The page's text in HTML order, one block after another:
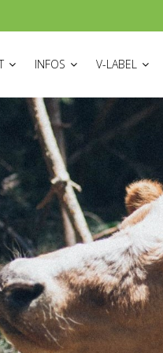
INFOS V-LABEL